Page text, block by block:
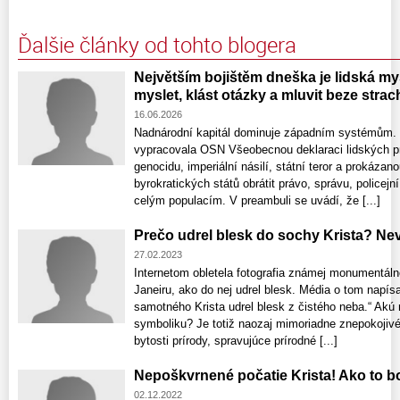
Ďalšie články od tohto blogera
Největším bojištěm dneška je lidská
myslet, klást otázky a mluvit beze
16.06.2026
Nadnárodní kapitál dominuje západním
vypracovala OSN Všeobecnou deklaraci lidských
genocidu, imperiální násilí, státní teror a
byrokratických států obrátit právo, správu,
celým populacím. V preambuli se uvádí, že [...]
Prečo udrel blesk do sochy Krista?
27.02.2023
Internetom obletela fotografia známej
Janeiru, ako do nej udrel blesk. Média o tom
samotného Krista udrel blesk z čistého neba.“
symboliku? Je totiž naozaj mimoriadne
bytosti prírody, spravujúce prírodné [...]
Nepoškvrnené počatie Krista! Ako to
02.12.2022